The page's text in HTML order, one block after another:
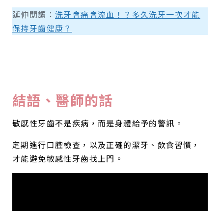
延伸閱讀： 洗牙會痛會流血！？多久洗牙一次才能
保持牙齒健康？
結語、醫師的話
敏感性牙齒不是疾病，而是身體給予的警訊。
定期進行口腔檢查，以及正確的潔牙、飲食習慣，
才能避免敏感性牙齒找上門。